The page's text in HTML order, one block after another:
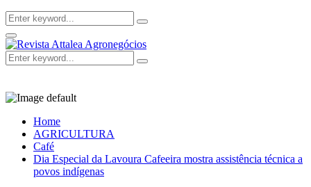
Search
for:
Search
Facebook
Twitter
Instagram
Linkedin
Youtube
Email
Primary
Menu
Search
for:
Search
Home
AGRICULTURA
Café
Dia Especial da Lavoura Cafeeira mostra assistência técnica a
povos indígenas